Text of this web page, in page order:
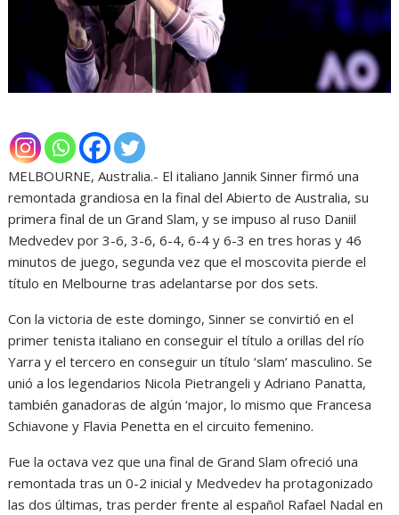
MELBOURNE, Australia.- El italiano Jannik Sinner firmó una
remontada grandiosa en la final del Abierto de Australia, su
primera final de un Grand Slam, y se impuso al ruso Daniil
Medvedev por 3-6, 3-6, 6-4, 6-4 y 6-3 en tres horas y 46
minutos de juego, segunda vez que el moscovita pierde el
título en Melbourne tras adelantarse por dos sets.
Con la victoria de este domingo, Sinner se convirtió en el
primer tenista italiano en conseguir el título a orillas del río
Yarra y el tercero en conseguir un título ‘slam’ masculino. Se
unió a los legendarios Nicola Pietrangeli y Adriano Panatta,
también ganadoras de algún ‘major, lo mismo que Francesa
Schiavone y Flavia Penetta en el circuito femenino.
Fue la octava vez que una final de Grand Slam ofreció una
remontada tras un 0-2 inicial y Medvedev ha protagonizado
las dos últimas, tras perder frente al español Rafael Nadal en